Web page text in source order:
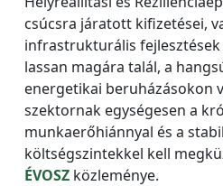
csúcsra járatott kifizetései,
infrastrukturális
lassan magára talál, a
energetikai beruházásokon
szektornak egységesen a
munkaerőhiánnyal és a
költségszintekkel kell
ÉVOSZ közleménye.